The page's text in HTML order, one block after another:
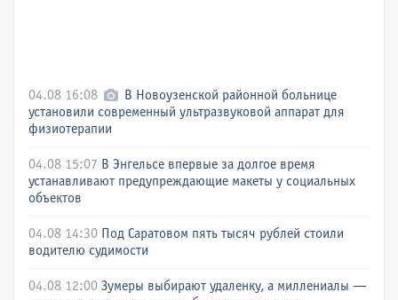
04.08 16:08
В Новоузенской районной больнице
установили современный ультразвуковой аппарат для
физиотерапии
04.08 15:07 В Энгельсе впервые за долгое время
устанавливают предупреждающие макеты у социальных
объектов
04.08 14:30 Под Саратовом пять тысяч рублей стоили
водителю судимости
04.08 12:00 Зумеры выбирают удаленку, а миллениалы —